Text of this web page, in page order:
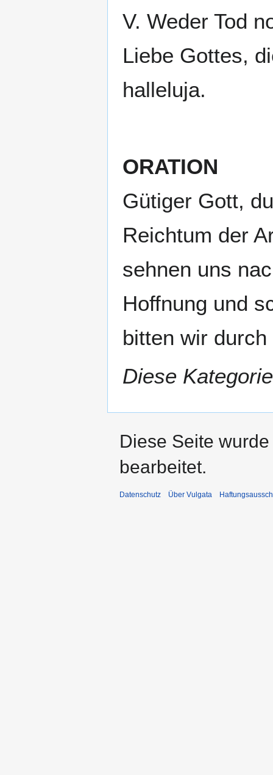
V. Weder Tod
Liebe Gottes,
halleluja.
ORATION
Gütiger Gott,
Reichtum der
sehnen uns
Hoffnung und
bitten wir
Diese
Diese Seite
bearbeitet.
Datenschutz Über Vulgata